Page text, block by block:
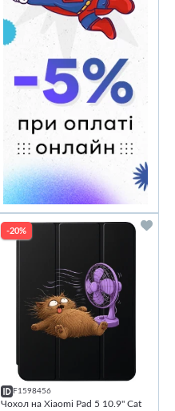
-20%
F1598456
Чохол на Xiaomi Pad 5 10.9" Cat